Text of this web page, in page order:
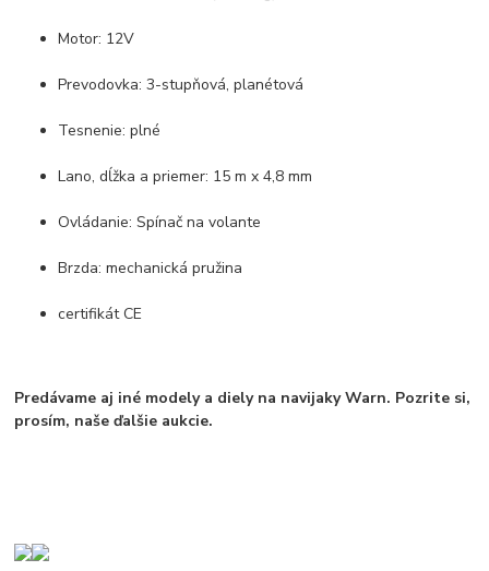
Motor: 12V
Prevodovka: 3-stupňová, planétová
Tesnenie: plné
Lano, dĺžka a priemer: 15 m x 4,8 mm
Ovládanie: Spínač na volante
Brzda: mechanická pružina
certifikát CE
Predávame aj iné modely a diely na navijaky Warn. Pozrite si,
prosím, naše ďalšie aukcie.